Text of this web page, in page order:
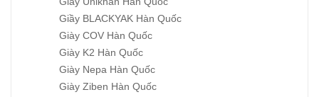
Giầy BLACKYAK Hàn Quốc
Giày COV Hàn Quốc
Giày K2 Hàn Quốc
Giày Nepa Hàn Quốc
Giày Ziben Hàn Quốc